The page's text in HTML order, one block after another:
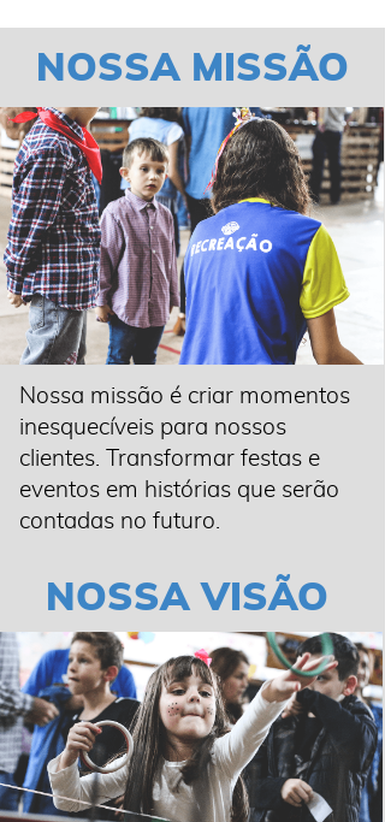
NOSSA MISSÃO
Nossa missão é criar momentos
inesquecíveis para nossos
clientes. Transformar festas e
eventos em histórias que serão
contadas no futuro.
NOSSA VISÃO